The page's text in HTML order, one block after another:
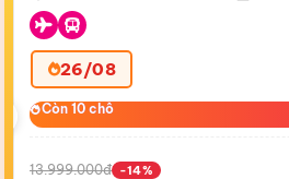
26/08
Còn 10 chỗ
Còn 10 chỗ
13.999.000đ -14%